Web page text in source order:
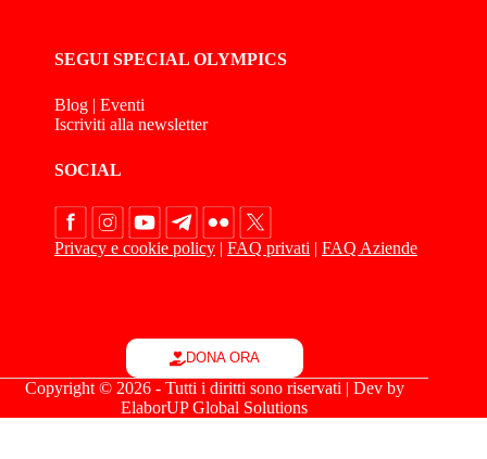
SEGUI SPECIAL OLYMPICS
Blog | Eventi
Iscriviti alla newsletter
SOCIAL
Privacy e cookie policy | FAQ privati | FAQ Aziende
DONA ORA
Copyright © 2026 - Tutti i diritti sono riservati | Dev by
ElaborUP Global Solutions